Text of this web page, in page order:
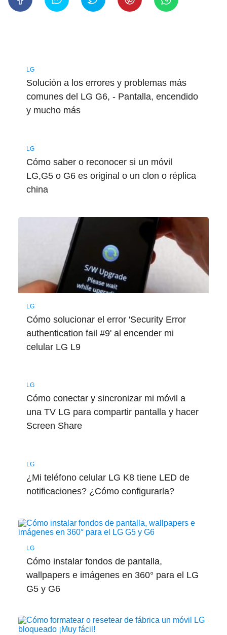
LG
Solución a los errores y problemas más
comunes del LG G6, - Pantalla, encendido
y mucho más
LG
Cómo saber o reconocer si un móvil
LG,G5 o G6 es original o un clon o réplica
china
LG
Cómo solucionar el error 'Security Error
authentication fail #9' al encender mi
celular LG L9
LG
Cómo conectar y sincronizar mi móvil a
una TV LG para compartir pantalla y hacer
Screen Share
LG
¿Mi teléfono celular LG K8 tiene LED de
notificaciones? ¿Cómo configurarla?
LG
Cómo instalar fondos de pantalla,
wallpapers e imágenes en 360° para el LG
G5 y G6